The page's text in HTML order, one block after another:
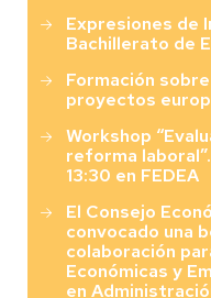
Expresiones de
Bachillerato de
Formación
proyectos
Workshop
reforma
13:30 en FEDEA
El Consejo
convocado una
colaboración
Económicas y
en